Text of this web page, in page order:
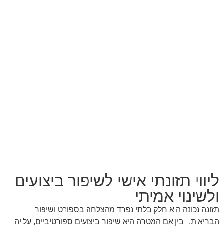
ליווי תזונתי אישי לשיפור ביצועים
ולשינוי אמיתי
תזונה נכונה היא חלק בלתי נפרד מהצלחה בספורט ושיפור
הבריאות. בין אם המטרה היא שיפור ביצועים ספורטיביים, עלייה